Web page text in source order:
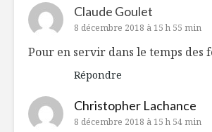
Claude Goulet
8 décembre 2018 à 15 h 55 min
Pour en servir dans le temps des
Répondre
Christopher Lachance
8 décembre 2018 à 15 h 54 min